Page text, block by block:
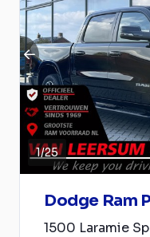
1/25
Dodge Ram
1500 Laramie